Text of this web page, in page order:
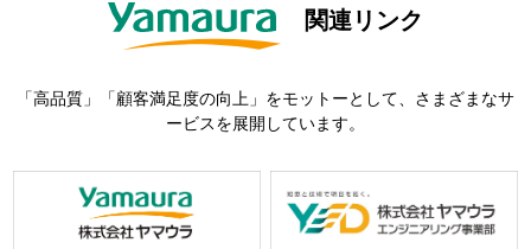
関連リンク
「高品質」「顧客満足度の向上」をモットーとして、さまざまなサ
ービスを展開しています。